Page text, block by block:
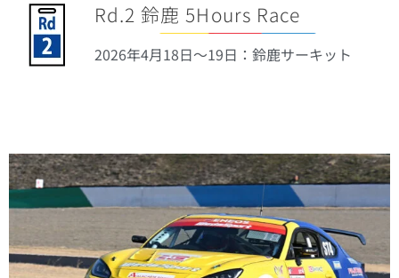
Rd.2 鈴鹿 5Hours Race
2026年4月18日〜19日：鈴鹿サーキット